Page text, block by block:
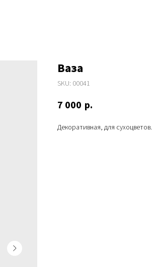
Ваза
SKU: 00041
7 000 р.
Декоративная, для сухоцветов.